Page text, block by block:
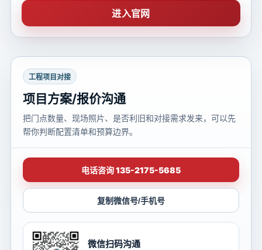
进入官网
工程项目对接
项目方案/报价沟通
把门点数量、现场照片、是否利旧和对接需求发来，可以先
帮你判断配置清单和预算边界。
电话咨询 135-2175-5685
复制微信号/手机号
微信扫码沟通